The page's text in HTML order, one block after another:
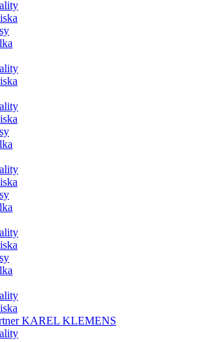
KAREL KLEMENS